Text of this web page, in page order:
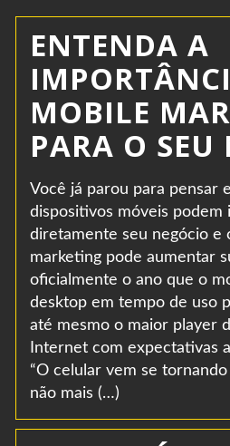
ENTENDA A
MOBILE
PARA O SEU
Você já parou para pensar
dispositivos móveis podem
diretamente seu negócio e
marketing pode aumentar
oficialmente o ano que o
desktop em tempo de uso
até mesmo o maior player
Internet com expectativas
“O celular vem se
não mais (…)